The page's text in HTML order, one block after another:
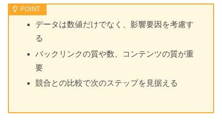
データは数値だけでなく、影響要因を考慮す
る
バックリンクの質や数、コンテンツの質が重
要
競合との比較で次のステップを見据える